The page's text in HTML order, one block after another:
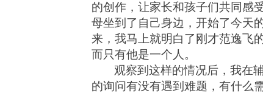
的创作，让家长和孩子们共同感
母坐到了自己身边，开始了今天
来，我马上就明白了刚才范逸飞
而只有他是一个人。
观察到这样的情况后，我在
的询问有没有遇到难题，有什么